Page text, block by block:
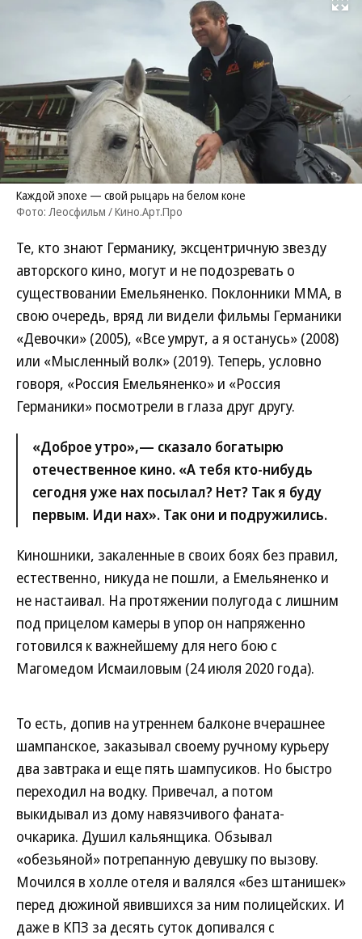
Развернуть
Каждой эпохе — свой рыцарь на белом коне
Фото: Леосфильм / Кино.Арт.Про
Те, кто знают Германику, эксцентричную звезду
авторского кино, могут и не подозревать о
существовании Емельяненко. Поклонники ММА, в
свою очередь, вряд ли видели фильмы Германики
«Девочки» (2005), «Все умрут, а я останусь» (2008)
или «Мысленный волк» (2019). Теперь, условно
говоря, «Россия Емельяненко» и «Россия
Германики» посмотрели в глаза друг другу.
«Доброе утро»,— сказало богатырю
отечественное кино. «А тебя кто-нибудь
сегодня уже нах посылал? Нет? Так я буду
первым. Иди нах». Так они и подружились.
Киношники, закаленные в своих боях без правил,
естественно, никуда не пошли, а Емельяненко и
не настаивал. На протяжении полугода с лишним
под прицелом камеры в упор он напряженно
готовился к важнейшему для него бою с
Магомедом Исмаиловым (24 июля 2020 года).
То есть, допив на утреннем балконе вчерашнее
шампанское, заказывал своему ручному курьеру
два завтрака и еще пять шампусиков. Но быстро
переходил на водку. Привечал, а потом
выкидывал из дому навязчивого фаната-
очкарика. Душил кальянщика. Обзывал
«обезьяной» потрепанную девушку по вызову.
Мочился в холле отеля и валялся «без штанишек»
перед дюжиной явившихся за ним полицейских. И
даже в КПЗ за десять суток допивался с